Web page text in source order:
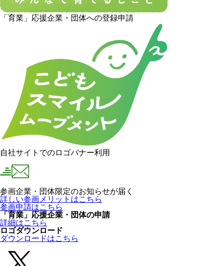
「育業」応援企業・団体への登録申請
自社サイトでのロゴバナー利用
参画企業・団体限定のお知らせが届く
詳しい参画メリットはこちら
参画申請はこちら
「育業」応援企業・団体の申請
詳細はこちら
ロゴダウンロード
ダウンロードはこちら